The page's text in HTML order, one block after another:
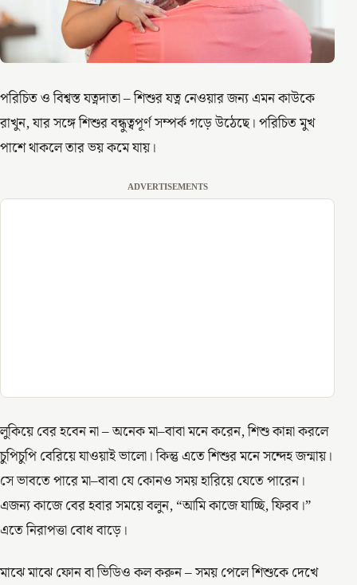
পরিচিত ও বিশ্বস্ত যত্নদাতা – শিশুর যত্ন নেওয়ার জন্য এমন কাউকে
রাখুন, যার সঙ্গে শিশুর বন্ধুত্বপূর্ণ সম্পর্ক গড়ে উঠেছে। পরিচিত মুখ
পাশে থাকলে তার ভয় কমে যায়।
ADVERTISEMENTS
লুকিয়ে বের হবেন না – অনেক মা–বাবা মনে করেন, শিশু কান্না করলে
চুপিচুপি বেরিয়ে যাওয়াই ভালো। কিন্তু এতে শিশুর মনে সন্দেহ জন্মায়।
সে ভাবতে পারে মা–বাবা যে কোনও সময় হারিয়ে যেতে পারেন।
এজন্য কাজে বের হবার সময়ে বলুন, “আমি কাজে যাচ্ছি, ফিরব।”
এতে নিরাপত্তা বোধ বাড়ে।
মাঝে মাঝে ফোন বা ভিডিও কল করুন – সময় পেলে শিশুকে দেখে